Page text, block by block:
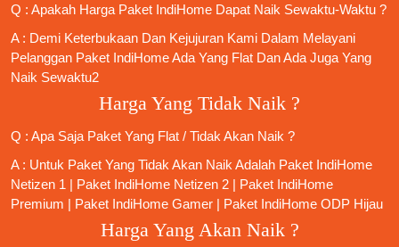
Q : Apakah Harga Paket IndiHome Dapat Naik Sewaktu-Waktu ?
A : Demi Keterbukaan Dan Kejujuran Kami Dalam Melayani
Pelanggan Paket IndiHome Ada Yang Flat Dan Ada Juga Yang
Naik Sewaktu2
Harga Yang Tidak Naik ?
Q : Apa Saja Paket Yang Flat / Tidak Akan Naik ?
A : Untuk Paket Yang Tidak Akan Naik Adalah Paket IndiHome
Netizen 1 | Paket IndiHome Netizen 2 | Paket IndiHome
Premium | Paket IndiHome Gamer | Paket IndiHome ODP Hijau
Harga Yang Akan Naik ?